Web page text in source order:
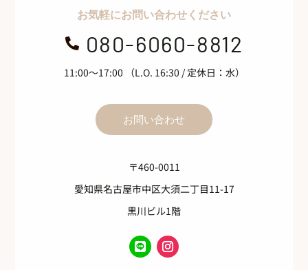
お気軽にお問い合わせください
 080-6060-8812
11:00～17:00 （L.O. 16:30 / 定休日：水）
お問い合わせ
〒460-0011
愛知県名古屋市中区大須二丁目11-17
黒川ビル1階